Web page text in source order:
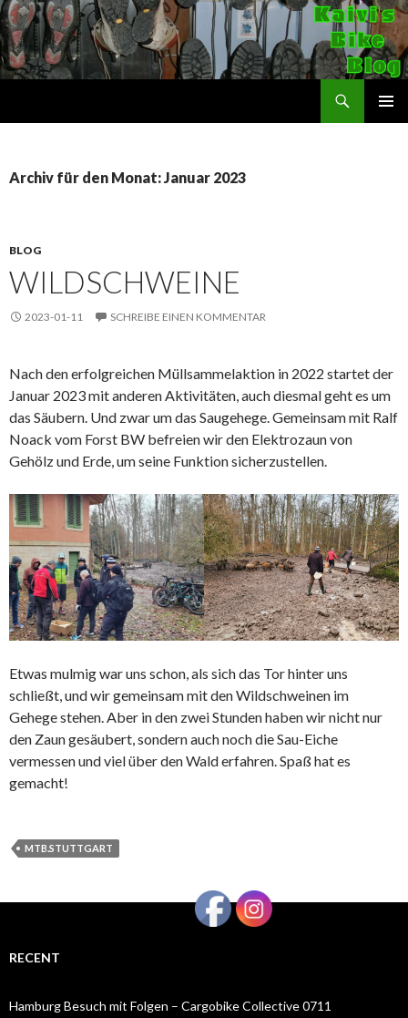
Archiv für den Monat: Januar 2023
BLOG
WILDSCHWEINE
2023-01-11 SCHREIBE EINEN KOMMENTAR
Nach den erfolgreichen Müllsammelaktion in 2022 startet der
Januar 2023 mit anderen Aktivitäten, auch diesmal geht es um
das Säubern. Und zwar um das Saugehege. Gemeinsam mit Ralf
Noack vom Forst BW befreien wir den Elektrozaun von
Gehölz und Erde, um seine Funktion sicherzustellen.
Etwas mulmig war uns schon, als sich das Tor hinter uns
schließt, und wir gemeinsam mit den Wildschweinen im
Gehege stehen. Aber in den zwei Stunden haben wir nicht nur
den Zaun gesäubert, sondern auch noch die Sau-Eiche
vermessen und viel über den Wald erfahren. Spaß hat es
gemacht!
MTB.STUTTGART
RECENT
Hamburg Besuch mit Folgen – Cargobike Collective 0711